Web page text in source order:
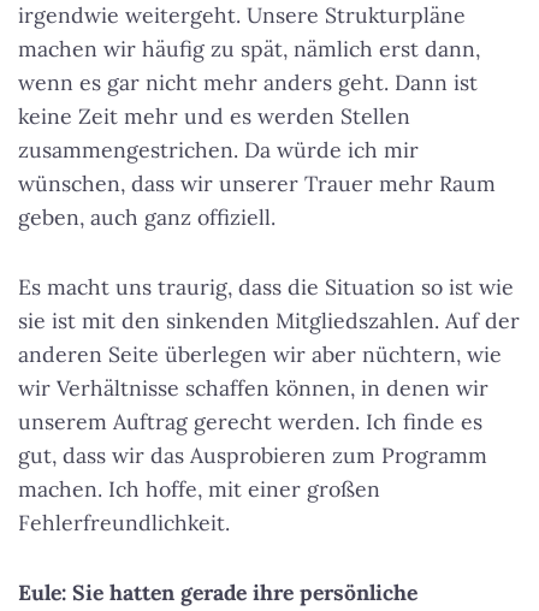
irgendwie weitergeht. Unsere Strukturpläne
machen wir häufig zu spät, nämlich erst dann,
wenn es gar nicht mehr anders geht. Dann ist
keine Zeit mehr und es werden Stellen
zusammengestrichen. Da würde ich mir
wünschen, dass wir unserer Trauer mehr Raum
geben, auch ganz offiziell.
Es macht uns traurig, dass die Situation so ist wie
sie ist mit den sinkenden Mitgliedszahlen. Auf der
anderen Seite überlegen wir aber nüchtern, wie
wir Verhältnisse schaffen können, in denen wir
unserem Auftrag gerecht werden. Ich finde es
gut, dass wir das Ausprobieren zum Programm
machen. Ich hoffe, mit einer großen
Fehlerfreundlichkeit.
Eule: Sie hatten gerade ihre persönliche